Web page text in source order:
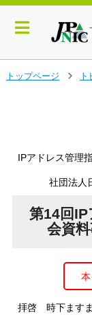
トップページ
IPアドレス管理
社団法人
第14回IP
会資
拝啓 時下ます